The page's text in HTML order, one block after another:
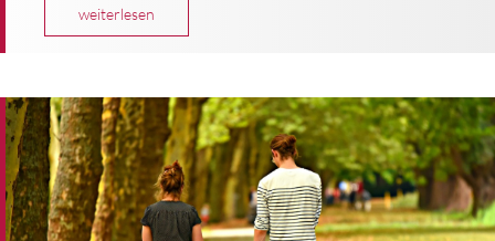
weiterlesen